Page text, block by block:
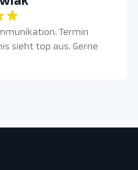
Termin
sieht top aus. Gerne